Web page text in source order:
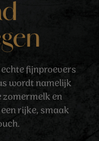
fijnproevers
wordt namelijk
en
rijke, smaak